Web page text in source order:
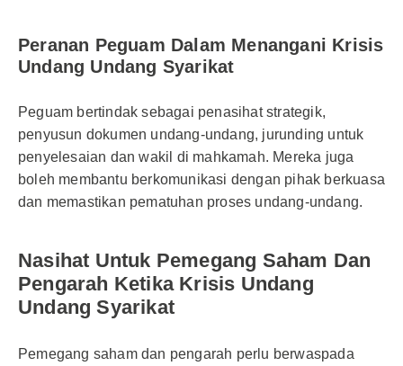
Peranan Peguam Dalam Menangani Krisis
Undang Undang Syarikat
Peguam bertindak sebagai penasihat strategik,
penyusun dokumen undang-undang, jurunding untuk
penyelesaian dan wakil di mahkamah. Mereka juga
boleh membantu berkomunikasi dengan pihak berkuasa
dan memastikan pematuhan proses undang-undang.
Nasihat Untuk Pemegang Saham Dan
Pengarah Ketika Krisis Undang
Undang Syarikat
Pemegang saham dan pengarah perlu berwaspada